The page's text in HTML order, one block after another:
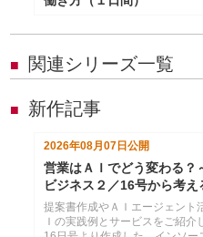
■ 関連シリーズ一覧
■ 新作記事
2026年08月07日公開
営業はＡＩでどう変わる？
ビジネス２／16号から考え
24日配信
提案書作成やＡＩエージェント
Ｉの実践例とサービスをご紹